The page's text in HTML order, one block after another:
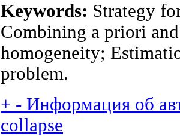
Keywords: Strategy
Combining a priori
homogeneity;
problem.
+ - Информация об
collapse